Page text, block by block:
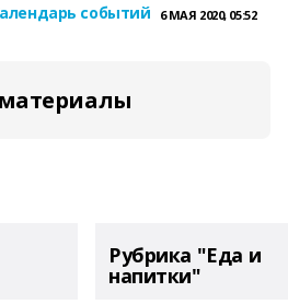
событий 6 МАЯ 2020, 05:52
Рубрика "Еда и
напитки"